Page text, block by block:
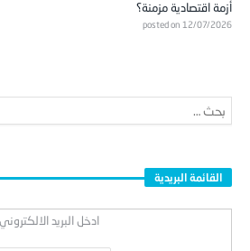
posted on 12/07/2026